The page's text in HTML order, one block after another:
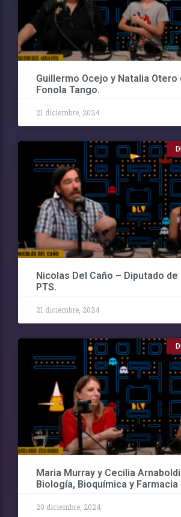
Guillermo Ocejo y Natalia Otero
Fonola Tango.
21 diciembre, 2024
Nicolas Del Caño – Diputado de
PTS.
21 diciembre, 2024
Maria Murray y Cecilia
Biología, Bioquímica y Farmacia
20 diciembre, 2024